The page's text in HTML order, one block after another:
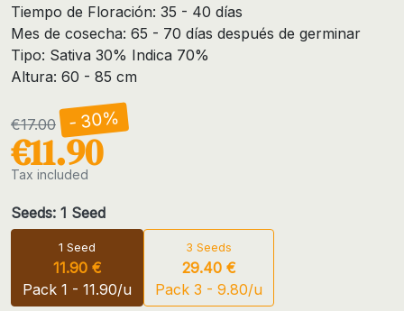
Tiempo de Floración: 35 - 40 días
Mes de cosecha: 65 - 70 días después de germinar
Tipo: Sativa 30% Indica 70%
Altura: 60 - 85 cm
€17.00 - 30%
€11.90
Tax included
Seeds: 1 Seed
1 Seed
11.90 €
Pack 1 - 11.90/u
3 Seeds
29.40 €
Pack 3 - 9.80/u